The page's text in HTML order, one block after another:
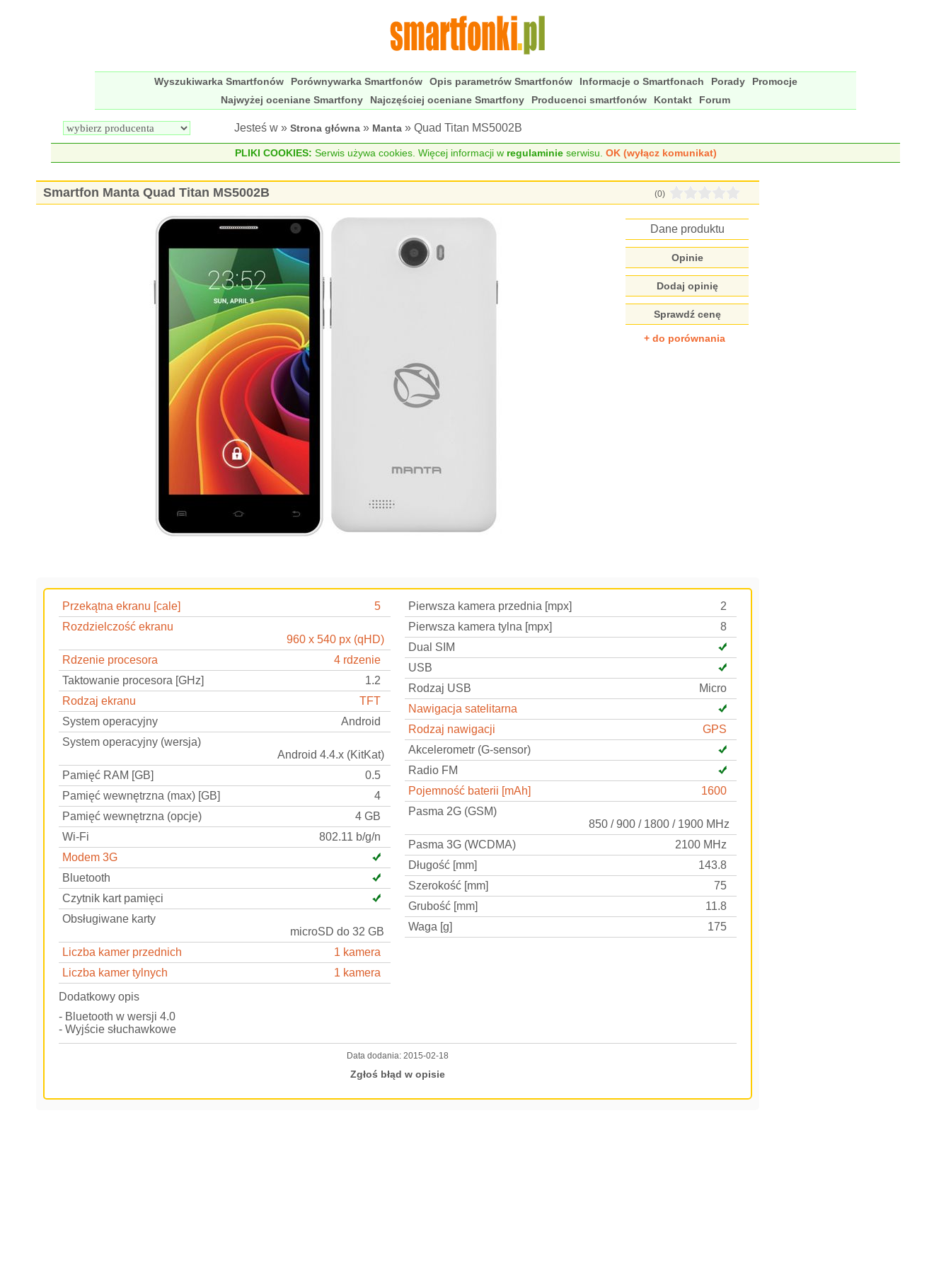
Wyszukiwarka Smartfonów Porównywarka Smartfonów Opis parametrów Smartfonów Informacje o Smartfonach Porady
Promocje
Najwyżej oceniane Smartfony
Najczęściej oceniane Smartfony Producenci smartfonów Kontakt Forum
Jesteś w » Strona główna » Manta » Quad Titan MS5002B
PLIKI COOKIES: Serwis używa cookies. Więcej informacji w regulaminieserwisu. OK (wyłącz komunikat)
Smartfon Manta Quad Titan MS5002B (0)
Dane produktu
Opinie
Dodaj opinię
Sprawdź cenę
+ do porównania
Przekątna ekranu [cale]
5
Rozdzielczość ekranu
960 x 540 px (qHD)
Rdzenie procesora
4 rdzenie
Taktowanie procesora [GHz]
1.2
Rodzaj ekranu
TFT
System operacyjny
Android
System operacyjny (wersja)
Android 4.4.x (KitKat)
Pamięć RAM [GB]
0.5
Pamięć wewnętrzna (max) [GB]
4
Pamięć wewnętrzna (opcje)
4 GB
Wi-Fi
802.11 b/g/n
Modem 3G
Bluetooth
Czytnik kart pamięci
Obsługiwane karty
microSD do 32 GB
Liczba kamer przednich
1 kamera
Liczba kamer tylnych
1 kamera
Pierwsza kamera przednia [mpx]
2
Pierwsza kamera tylna [mpx]
8
Dual SIM
USB
Rodzaj USB
Micro
Nawigacja satelitarna
Rodzaj nawigacji
GPS
Akcelerometr (G-sensor)
Radio FM
Pojemność baterii [mAh]
1600
Pasma 2G (GSM)
850 / 900 / 1800 / 1900 MHz
Pasma 3G (WCDMA)
2100 MHz
Długość [mm]
143.8
Szerokość [mm]
75
Grubość [mm]
11.8
Waga [g]
175
Dodatkowy opis
- Bluetooth w wersji 4.0
- Wyjście słuchawkowe
Data dodania: 2015-02-18
Zgłoś błąd w opisie